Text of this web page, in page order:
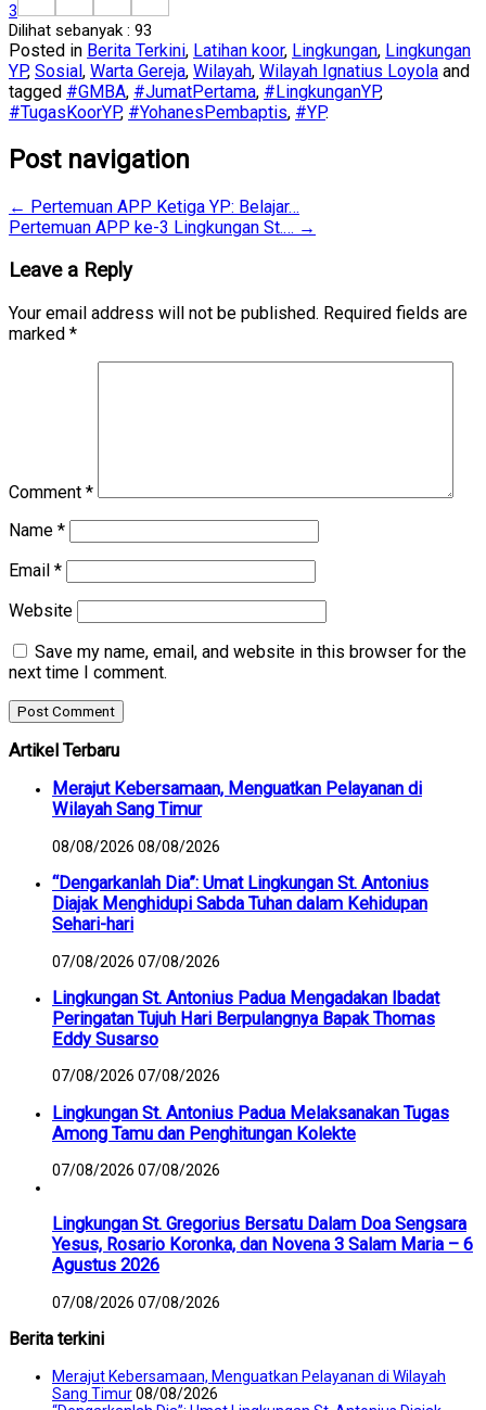
3
Dilihat sebanyak : 93
Posted in Berita Terkini, Latihan koor, Lingkungan, Lingkungan
YP, Sosial , Warta Gereja, Wilayah, Wilayah Ignatius Loyola and
tagged #GMBA, #JumatPertama, #LingkunganYP,
#TugasKoorYP, #YohanesPembaptis, #YP.
Post navigation
← Pertemuan APP Ketiga YP: Belajar…
Pertemuan APP ke-3 Lingkungan St.… →
Leave a Reply
Your email address will not be published. Required fields are
marked *
Comment *
Name *
Email *
Website
Save my name, email, and website in this browser for the
next time I comment.
Artikel Terbaru
Merajut Kebersamaan, Menguatkan Pelayanan di
Wilayah Sang Timur
08/08/2026 08/08/2026
“Dengarkanlah Dia”: Umat Lingkungan St. Antonius
Diajak Menghidupi Sabda Tuhan dalam Kehidupan
Sehari-hari
07/08/2026 07/08/2026
Lingkungan St. Antonius Padua Mengadakan Ibadat
Peringatan Tujuh Hari Berpulangnya Bapak Thomas
Eddy Susarso
07/08/2026 07/08/2026
Lingkungan St. Antonius Padua Melaksanakan Tugas
Among Tamu dan Penghitungan Kolekte
07/08/2026 07/08/2026
Lingkungan St. Gregorius Bersatu Dalam Doa Sengsara
Yesus, Rosario Koronka, dan Novena 3 Salam Maria – 6
Agustus 2026
07/08/2026 07/08/2026
Berita terkini
Merajut Kebersamaan, Menguatkan Pelayanan di Wilayah
Sang Timur08/08/2026